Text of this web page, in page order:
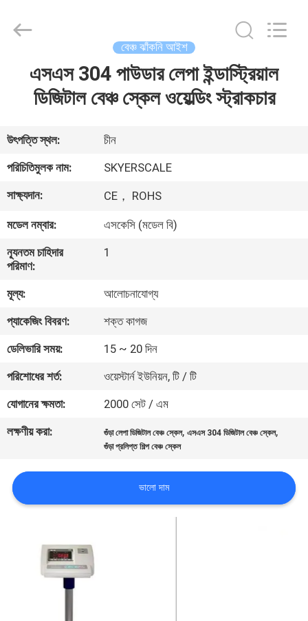
ভিডিও
আমাদের
সম্বন্ধে
কারখানা
পরিদর্শন
গুণমান
নিয়ন্ত্রণ
খবর
একটি
অনুরোধ
Co.,Limited.
বেঞ্চ ঝাঁকনি আইশ
এসএস 304 পাউডার লেপা ইন্ডাস্ট্রিয়াল
ডিজিটাল বেঞ্চ স্কেল ওয়েল্ডিং স্ট্রাকচার
উৎপত্তি স্থল:
চীন
পরিচিতিমুলক নাম:
SKYERSCALE
সাক্ষ্যদান:
CE， ROHS
মডেল নম্বার:
এসকেসি (মডেল বি)
ন্যূনতম চাহিদার
পরিমাণ:
1
মূল্য:
আলোচনাযোগ্য
প্যাকেজিং বিবরণ:
শক্ত কাগজ
ডেলিভারি সময়:
15 ~ 20 দিন
পরিশোধের শর্ত:
ওয়েস্টার্ন ইউনিয়ন, টি / টি
যোগানের ক্ষমতা:
2000 সেট / এম
লক্ষণীয় করা:
গুঁড়া লেপা ডিজিটাল বেঞ্চ স্কেল,এসএস 304 ডিজিটাল বেঞ্চ স্কেল,
গুঁড়া প্রলিপ্ত শিল্প বেঞ্চ স্কেল
ভালো দাম